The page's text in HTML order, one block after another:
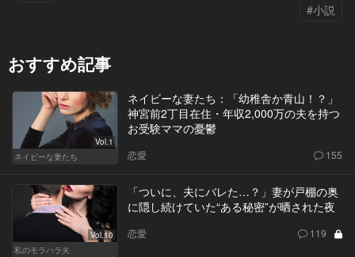
#小説
おすすめ記事
Vol.1
ネイビーな妻たち
ネイビーな妻たち：「幼稚舎か青山！？」
神宮前2丁目在住・年収2,000万の夫を持つ
お受験ママの憂鬱
恋愛 155
Vol.10
私のモラハラ夫
「ついに、夫にバレた…？」妻が戸棚の奥
に隠し続けていた“ある秘密”が晒された夜
恋愛 119